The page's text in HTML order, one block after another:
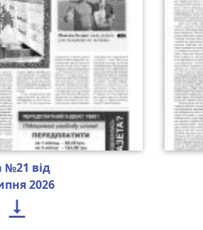
№21 від
2026
